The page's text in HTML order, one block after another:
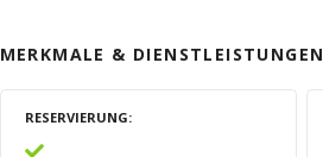
MERKMALE & DIENSTLEISTUNGEN
RESERVIERUNG